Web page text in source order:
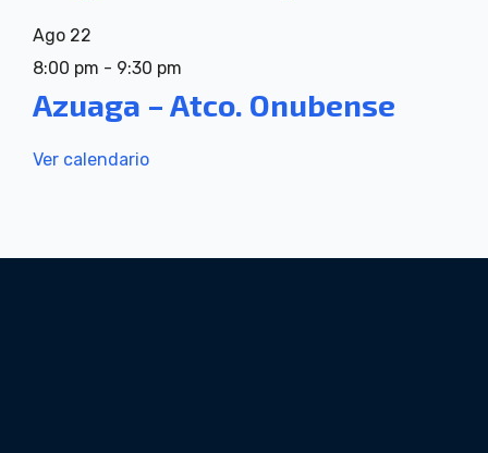
Ago 22
8:00 pm - 9:30 pm
Azuaga – Atco. Onubense
Ver calendario